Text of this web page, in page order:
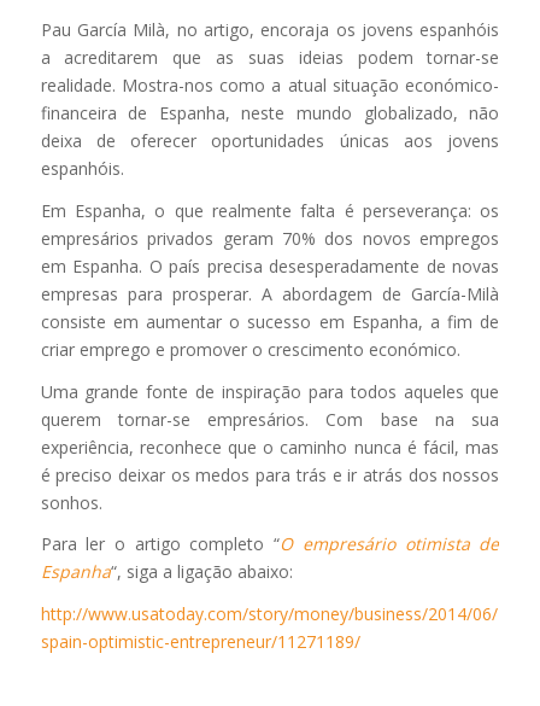
Pau García Milà, no artigo, encoraja os jovens espanhóis
a acreditarem que as suas ideias podem tornar-se
realidade. Mostra-nos como a atual situação económico-
financeira de Espanha, neste mundo globalizado, não
deixa de oferecer oportunidades únicas aos jovens
espanhóis.
Em Espanha, o que realmente falta é perseverança: os
empresários privados geram 70% dos novos empregos
em Espanha. O país precisa desesperadamente de novas
empresas para prosperar. A abordagem de García-Milà
consiste em aumentar o sucesso em Espanha, a fim de
criar emprego e promover o crescimento económico.
Uma grande fonte de inspiração para todos aqueles que
querem tornar-se empresários. Com base na sua
experiência, reconhece que o caminho nunca é fácil, mas
é preciso deixar os medos para trás e ir atrás dos nossos
sonhos.
Para ler o artigo completo “O empresário otimista de
Espanha“, siga a ligação abaixo:
http://www.usatoday.com/story/money/business/2014/06/23/
spain-optimistic-entrepreneur/11271189/